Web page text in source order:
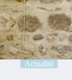
Actualité